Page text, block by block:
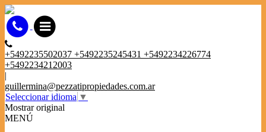
+5492235502037 +5492235245431 +5492234226774
+5492234212003
|
guillermina@pezzatipropiedades.com.ar
Seleccionar idioma ▼
Mostrar original
MENÚ